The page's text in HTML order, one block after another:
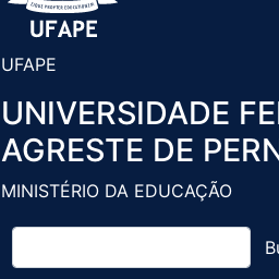
UFAPE
UNIVERSIDADE
AGRESTE DE
MINISTÉRIO DA EDUCAÇÃO